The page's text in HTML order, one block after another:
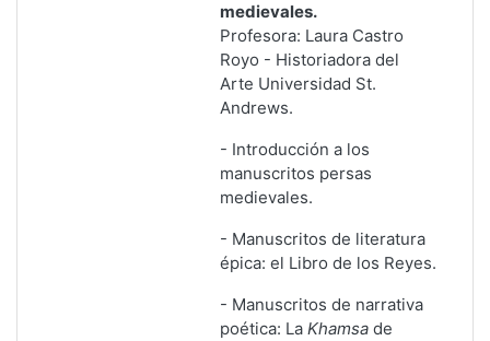
medievales.
Profesora: Laura Castro
Royo - Historiadora del
Arte Universidad St.
Andrews.
- Introducción a los
manuscritos persas
medievales.
- Manuscritos de literatura
épica: el Libro de los Reyes.
- Manuscritos de narrativa
poética: La Khamsa de